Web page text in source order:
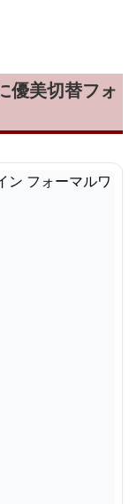
優美切替フォ